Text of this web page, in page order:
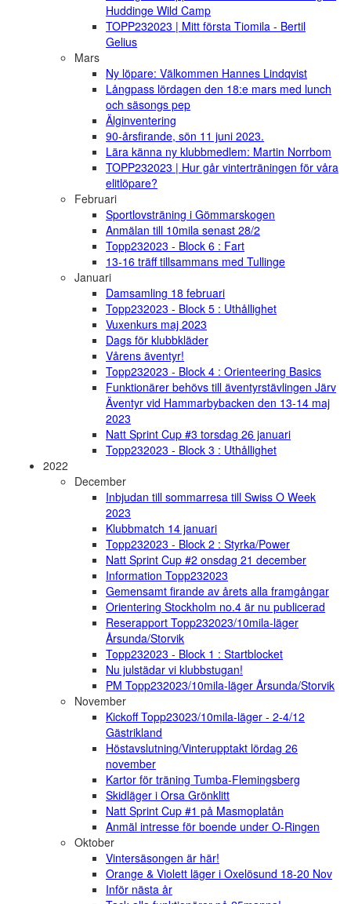
Huddinge Wild Camp
TOPP232023 | Mitt första Tiomila - Bertil
Gelius
Mars
Ny löpare: Välkommen Hannes Lindqvist
Långpass lördagen den 18:e mars med lunch
och säsongs pep
Älginventering
90-årsfirande, sön 11 juni 2023.
Lära känna ny klubbmedlem: Martin Norrbom
TOPP232023 | Hur går vinterträningen för våra
elitlöpare?
Februari
Sportlovsträning i Gömmarskogen
Anmälan till 10mila senast 28/2
Topp232023 - Block 6 : Fart
13-16 träff tillsammans med Tullinge
Januari
Damsamling 18 februari
Topp232023 - Block 5 : Uthållighet
Vuxenkurs maj 2023
Dags för klubbkläder
Vårens äventyr!
Topp232023 - Block 4 : Orienteering Basics
Funktionärer behövs till äventyrstävlingen Järv
Äventyr vid Hammarbybacken den 13-14 maj
2023
Natt Sprint Cup #3 torsdag 26 januari
Topp232023 - Block 3 : Uthållighet
2022
December
Inbjudan till sommarresa till Swiss O Week
2023
Klubbmatch 14 januari
Topp232023 - Block 2 : Styrka/Power
Natt Sprint Cup #2 onsdag 21 december
Information Topp232023
Gemensamt firande av årets alla framgångar
Orientering Stockholm no.4 är nu publicerad
Reserapport Topp232023/10mila-läger
Årsunda/Storvik
Topp232023 - Block 1 : Startblocket
Nu julstädar vi klubbstugan!
PM Topp232023/10mila-läger Årsunda/Storvik
November
Kickoff Topp23023/10mila-läger - 2-4/12
Gästrikland
Höstavslutning/Vinterupptakt lördag 26
november
Kartor för träning Tumba-Flemingsberg
Skidläger i Orsa Grönklitt
Natt Sprint Cup #1 på Masmoplatån
Anmäl intresse för boende under O-Ringen
Oktober
Vintersäsongen är här!
Orange & Violett läger i Oxelösund 18-20 Nov
Inför nästa år